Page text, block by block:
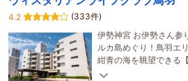
4.2
(333件)
伊勢神宮 お伊勢さん参
ルカ島めぐり！鳥羽エ
紺青の海を眺望できる
した空間】のシーサイ